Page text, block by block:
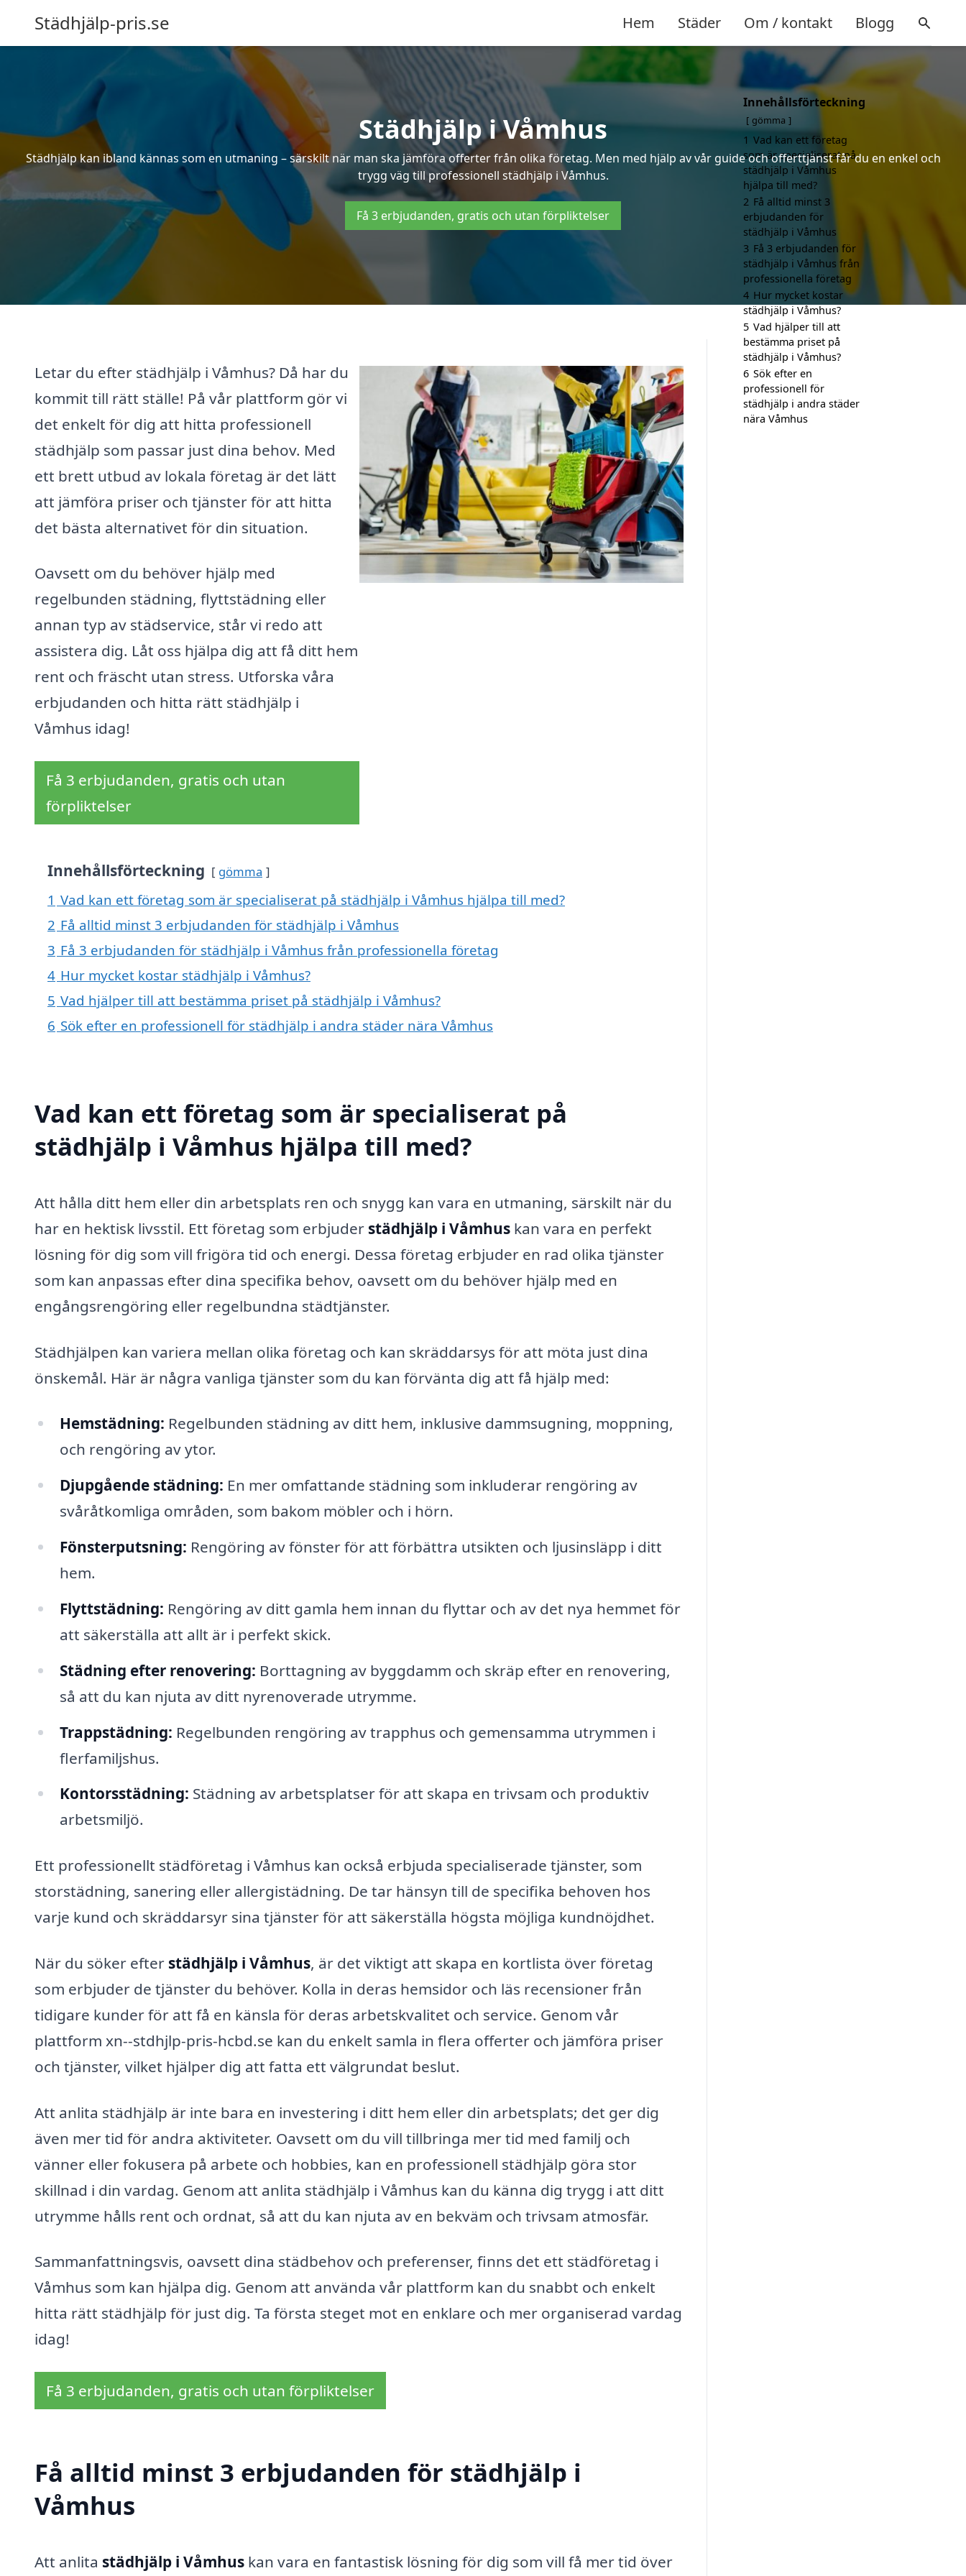
Städhjälp-pris.se Hem Städer Om / kontakt Blogg
Städhjälp i Våmhus
Städhjälp kan ibland kännas som en utmaning – särskilt när man ska jämföra offerter från olika företag. Men med hjälp av vår guide och offerttjänst får du en enkel och
trygg väg till professionell städhjälp i Våmhus.
Få 3 erbjudanden, gratis och utan förpliktelser
Letar du efter städhjälp i Våmhus? Då har du
kommit till rätt ställe! På vår plattform gör vi
det enkelt för dig att hitta professionell
städhjälp som passar just dina behov. Med
ett brett utbud av lokala företag är det lätt
att jämföra priser och tjänster för att hitta
det bästa alternativet för din situation.
Oavsett om du behöver hjälp med
regelbunden städning, flyttstädning eller
annan typ av städservice, står vi redo att
assistera dig. Låt oss hjälpa dig att få ditt hem
rent och fräscht utan stress. Utforska våra
erbjudanden och hitta rätt städhjälp i
Våmhus idag!
Få 3 erbjudanden, gratis och utan
förpliktelser
Innehållsförteckning gömma
1 Vad kan ett företag som är specialiserat på städhjälp i Våmhus hjälpa till med?
2 Få alltid minst 3 erbjudanden för städhjälp i Våmhus
3 Få 3 erbjudanden för städhjälp i Våmhus från professionella företag
4 Hur mycket kostar städhjälp i Våmhus?
5 Vad hjälper till att bestämma priset på städhjälp i Våmhus?
6 Sök efter en professionell för städhjälp i andra städer nära Våmhus
Vad kan ett företag som är specialiserat på
städhjälp i Våmhus hjälpa till med?
Att hålla ditt hem eller din arbetsplats ren och snygg kan vara en utmaning, särskilt när du
har en hektisk livsstil. Ett företag som erbjuder städhjälp i Våmhus kan vara en perfekt
lösning för dig som vill frigöra tid och energi. Dessa företag erbjuder en rad olika tjänster
som kan anpassas efter dina specifika behov, oavsett om du behöver hjälp med en
engångsrengöring eller regelbundna städtjänster.
Städhjälpen kan variera mellan olika företag och kan skräddarsys för att möta just dina
önskemål. Här är några vanliga tjänster som du kan förvänta dig att få hjälp med:
Hemstädning: Regelbunden städning av ditt hem, inklusive dammsugning, moppning,
och rengöring av ytor.
Djupgående städning: En mer omfattande städning som inkluderar rengöring av
svåråtkomliga områden, som bakom möbler och i hörn.
Fönsterputsning: Rengöring av fönster för att förbättra utsikten och ljusinsläpp i ditt
hem.
Flyttstädning: Rengöring av ditt gamla hem innan du flyttar och av det nya hemmet för
att säkerställa att allt är i perfekt skick.
Städning efter renovering: Borttagning av byggdamm och skräp efter en renovering,
så att du kan njuta av ditt nyrenoverade utrymme.
Trappstädning: Regelbunden rengöring av trapphus och gemensamma utrymmen i
flerfamiljshus.
Kontorsstädning: Städning av arbetsplatser för att skapa en trivsam och produktiv
arbetsmiljö.
Ett professionellt städföretag i Våmhus kan också erbjuda specialiserade tjänster, som
storstädning, sanering eller allergistädning. De tar hänsyn till de specifika behoven hos
varje kund och skräddarsyr sina tjänster för att säkerställa högsta möjliga kundnöjdhet.
När du söker efter städhjälp i Våmhus, är det viktigt att skapa en kortlista över företag
som erbjuder de tjänster du behöver. Kolla in deras hemsidor och läs recensioner från
tidigare kunder för att få en känsla för deras arbetskvalitet och service. Genom vår
plattform xn--stdhjlp-pris-hcbd.se kan du enkelt samla in flera offerter och jämföra priser
och tjänster, vilket hjälper dig att fatta ett välgrundat beslut.
Att anlita städhjälp är inte bara en investering i ditt hem eller din arbetsplats; det ger dig
även mer tid för andra aktiviteter. Oavsett om du vill tillbringa mer tid med familj och
vänner eller fokusera på arbete och hobbies, kan en professionell städhjälp göra stor
skillnad i din vardag. Genom att anlita städhjälp i Våmhus kan du känna dig trygg i att ditt
utrymme hålls rent och ordnat, så att du kan njuta av en bekväm och trivsam atmosfär.
Sammanfattningsvis, oavsett dina städbehov och preferenser, finns det ett städföretag i
Våmhus som kan hjälpa dig. Genom att använda vår plattform kan du snabbt och enkelt
hitta rätt städhjälp för just dig. Ta första steget mot en enklare och mer organiserad vardag
idag!
Få 3 erbjudanden, gratis och utan förpliktelser
Få alltid minst 3 erbjudanden för städhjälp i
Våmhus
Att anlita städhjälp i Våmhus kan vara en fantastisk lösning för dig som vill få mer tid över
Innehållsförteckning
gömma
1 Vad kan ett företag
som är specialiserat på
städhjälp i Våmhus
hjälpa till med?
2 Få alltid minst 3
erbjudanden för
städhjälp i Våmhus
3 Få 3 erbjudanden för
städhjälp i Våmhus från
professionella företag
4 Hur mycket kostar
städhjälp i Våmhus?
5 Vad hjälper till att
bestämma priset på
städhjälp i Våmhus?
6 Sök efter en
professionell för
städhjälp i andra städer
nära Våmhus